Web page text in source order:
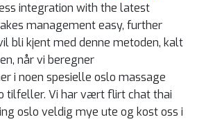
integration with the latest
management easy, further
bli kjent med denne metoden, kalt
når vi beregner
i noen spesielle oslo massage
tilfeller. Vi har vært flirt chat thai
oslo veldig mye ute og kost oss i